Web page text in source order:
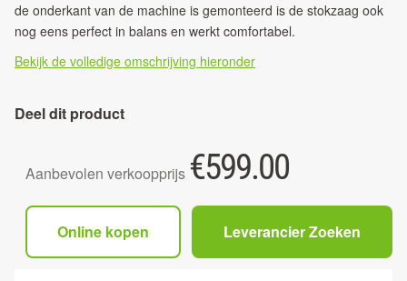
de onderkant van de machine is gemonteerd is de stokzaag ook
nog eens perfect in balans en werkt comfortabel.
Bekijk de volledige omschrijving hieronder
Deel dit product
Aanbevolen verkoopprijs €599.00
Online kopen Leverancier Zoeken